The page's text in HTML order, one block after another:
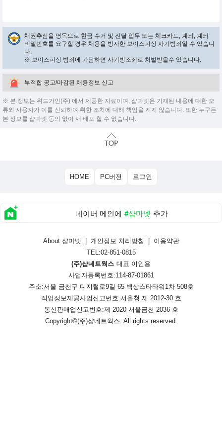
채권추심을 명목으로 현금 수거 및 전달 업무 또는 체크카드, 계좌, 계좌
비밀번호를 요구할 경우 채용을 빙자한 보이스피싱 사기범죄일 수 있습니
다.
※ 보이스피싱 범죄에 가담하면 사기방조죄로 처벌받을수 있습니다.
부적합 공고/마감된 채용정보 신고
※ 본 정보는 위드가인(주) 에서 제공한 자료이며, 샵마넷은 기재된 내용에 대한 오
류와 사용자가 이를 신뢰하여 취한 조치에 대해 책임을 지지 않습니다. 또한 누구든
본 정보를 샵마넷 동의 없이 재 배포 할 수 없습니다.
HOME PC버전 로그인
네이버 메인에 #샵마넷 추가
About 샵마넷 개인정보 처리방침
이용약관
TEL:02-851-0815
(주)샵네트웍스 대표 이인용
사업자등록번호:114-87-01861
주소:서울 금천구 디지털로9길 65 백상스타타워1차 508호
직업정보제공사업신고번호:서울청 제 2012-30 호
통신판매업신고번호:제 2020-서울금천-2036 호
Copyright©(주)샵네트웍스. All rights reserved.